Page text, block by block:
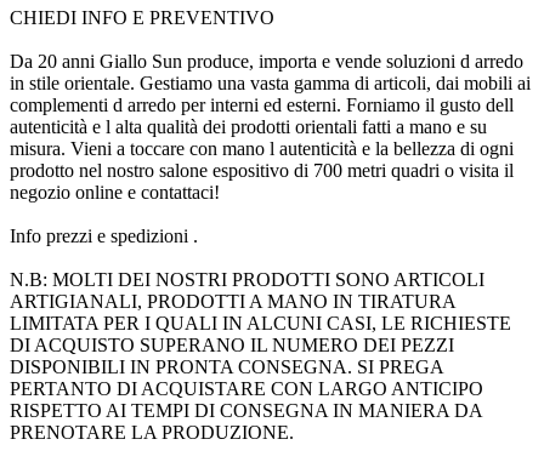
CHIEDI INFO E PREVENTIVO
Da 20 anni Giallo Sun produce, importa e vende soluzioni d arredo
in stile orientale. Gestiamo una vasta gamma di articoli, dai mobili ai
complementi d arredo per interni ed esterni. Forniamo il gusto dell
autenticità e l alta qualità dei prodotti orientali fatti a mano e su
misura. Vieni a toccare con mano l autenticità e la bellezza di ogni
prodotto nel nostro salone espositivo di 700 metri quadri o visita il
negozio online e contattaci!
Info prezzi e spedizioni .
N.B: MOLTI DEI NOSTRI PRODOTTI SONO ARTICOLI
ARTIGIANALI, PRODOTTI A MANO IN TIRATURA
LIMITATA PER I QUALI IN ALCUNI CASI, LE RICHIESTE
DI ACQUISTO SUPERANO IL NUMERO DEI PEZZI
DISPONIBILI IN PRONTA CONSEGNA. SI PREGA
PERTANTO DI ACQUISTARE CON LARGO ANTICIPO
RISPETTO AI TEMPI DI CONSEGNA IN MANIERA DA
PRENOTARE LA PRODUZIONE.